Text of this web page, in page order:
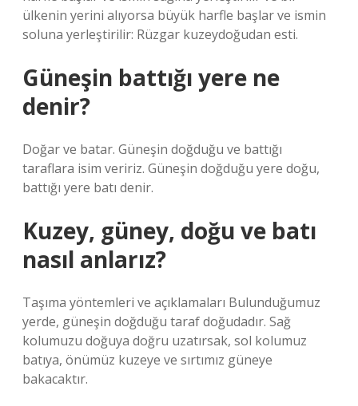
ülkenin yerini alıyorsa büyük harfle başlar ve ismin
soluna yerleştirilir: Rüzgar kuzeydoğudan esti.
Güneşin battığı yere ne
denir?
Doğar ve batar. Güneşin doğduğu ve battığı
taraflara isim veririz. Güneşin doğduğu yere doğu,
battığı yere batı denir.
Kuzey, güney, doğu ve batı
nasıl anlarız?
Taşıma yöntemleri ve açıklamaları Bulunduğumuz
yerde, güneşin doğduğu taraf doğudadır. Sağ
kolumuzu doğuya doğru uzatırsak, sol kolumuz
batıya, önümüz kuzeye ve sırtımız güneye
bakacaktır.